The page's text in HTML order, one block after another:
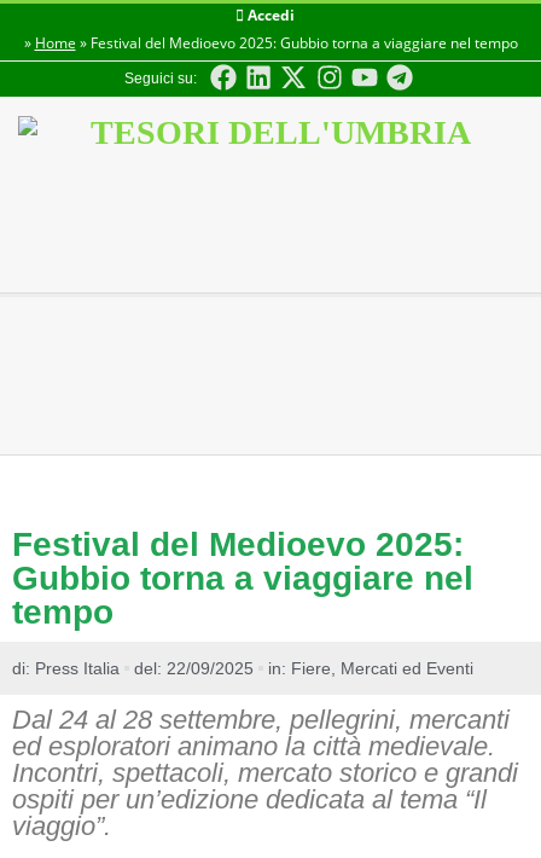
Accedi
» Home » Festival del Medioevo 2025: Gubbio torna a viaggiare nel tempo
Seguici su:
Festival del Medioevo 2025:
Gubbio torna a viaggiare nel
tempo
di: Press Italia del: 22/09/2025 in: Fiere, Mercati ed Eventi
Dal 24 al 28 settembre, pellegrini, mercanti
ed esploratori animano la città medievale.
Incontri, spettacoli, mercato storico e grandi
ospiti per un’edizione dedicata al tema “Il
viaggio”.